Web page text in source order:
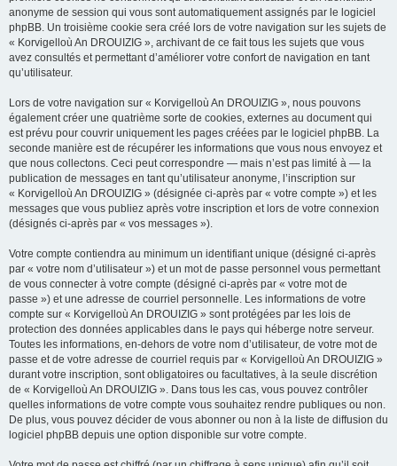
anonyme de session qui vous sont automatiquement assignés par le logiciel
phpBB. Un troisième cookie sera créé lors de votre navigation sur les sujets de
« Korvigelloù An DROUIZIG », archivant de ce fait tous les sujets que vous
avez consultés et permettant d’améliorer votre confort de navigation en tant
qu’utilisateur.
Lors de votre navigation sur « Korvigelloù An DROUIZIG », nous pouvons
également créer une quatrième sorte de cookies, externes au document qui
est prévu pour couvrir uniquement les pages créées par le logiciel phpBB. La
seconde manière est de récupérer les informations que vous nous envoyez et
que nous collectons. Ceci peut correspondre — mais n’est pas limité à — la
publication de messages en tant qu’utilisateur anonyme, l’inscription sur
« Korvigelloù An DROUIZIG » (désignée ci-après par « votre compte ») et les
messages que vous publiez après votre inscription et lors de votre connexion
(désignés ci-après par « vos messages »).
Votre compte contiendra au minimum un identifiant unique (désigné ci-après
par « votre nom d’utilisateur ») et un mot de passe personnel vous permettant
de vous connecter à votre compte (désigné ci-après par « votre mot de
passe ») et une adresse de courriel personnelle. Les informations de votre
compte sur « Korvigelloù An DROUIZIG » sont protégées par les lois de
protection des données applicables dans le pays qui héberge notre serveur.
Toutes les informations, en-dehors de votre nom d’utilisateur, de votre mot de
passe et de votre adresse de courriel requis par « Korvigelloù An DROUIZIG »
durant votre inscription, sont obligatoires ou facultatives, à la seule discrétion
de « Korvigelloù An DROUIZIG ». Dans tous les cas, vous pouvez contrôler
quelles informations de votre compte vous souhaitez rendre publiques ou non.
De plus, vous pouvez décider de vous abonner ou non à la liste de diffusion du
logiciel phpBB depuis une option disponible sur votre compte.